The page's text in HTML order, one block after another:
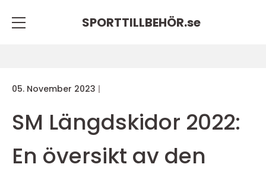
SPORTTILLBEHÖR.se
05. November 2023
SM Längdskidor 2022:
En översikt av den